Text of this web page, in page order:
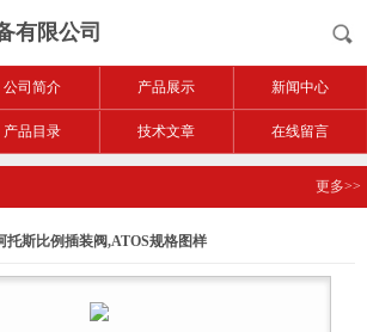
有限公司
公司简介 产品展示 新闻中心
产品目录 技术文章 在线留言
更多>>
托斯比例插装阀,ATOS规格图样